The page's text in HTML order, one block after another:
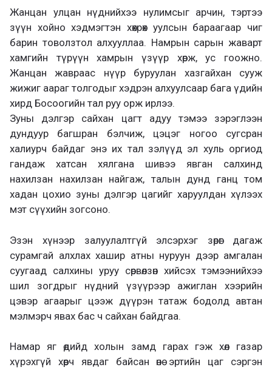
Жанцан улцан нүднийхээ нулимсыг арчин, тэртээ
зүүн хойно хэдмэгтэн хөхрөх уулсын бараагаар чиг
барин товолзтол алхууллаа. Намрын сарын жаварт
хамгийн түрүүн хамрын үзүүр хөрж, ус гоожно.
Жанцан жавраас нүүр буруулан хазгайхан сууж
жижиг аараг толгодыг хэдрэн алхуулсаар бага үдийн
хирд Босоогийн тал руу орж ирлээ.
Зуны дэлгэр сайхан цагт адуу тэмээ зэрэглээн
дундуур багшран бэлчиж, цэцэг ногоо сугсран
халиурч байдаг энэ их тал зэлүүд эл хуль оргиод
гандаж хатсан хялгана шивээ явган салхинд
нахилзан нахилзан найгаж, талын дунд ганц том
хадан цохио зуны дэлгэр цагийг харуулдан хүлээх
мэт сүүхийн зогсоно.
Эзэн хүнээр залуулалтгүй элсэрхэг зөрөг дагаж
сурамгай алхлах хашир атны нуруун дээр амгалан
суугаад салхины уруу сөрвөлзөн хийсэх тэмээнийхээ
шил зогдрыг нүдний үзүүрээр ажиглан хээрийн
цэвэр агаарыг цээж дүүрэн татаж бодолд автан
мэлмэрч явах бас ч сайхан байдгаа.
Намар яг өдийд холын замд гарах гэж хөл газар
хүрэхгүй хөөрч явдаг байсан өнө эртийн цаг сэргэн